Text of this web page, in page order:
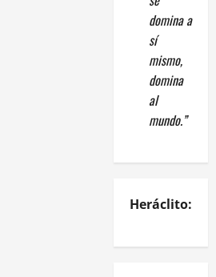
domina a
sí
mismo,
domina
al
mundo.”
Heráclito: